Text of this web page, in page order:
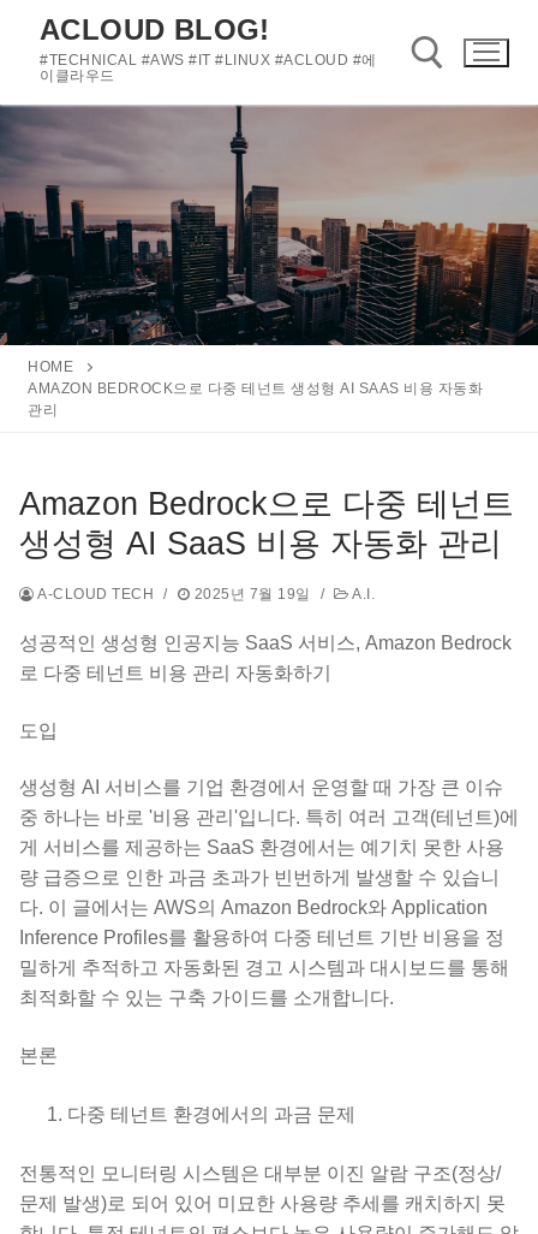
로
로
기
ACLOUD BLOG!
#TECHNICAL #AWS #IT #LINUX #ACLOUD #에
이클라우드
HOME
AMAZON BEDROCK으로 다중 테넌트 생성형 AI SAAS 비용 자동화
관리
Amazon Bedrock으로 다중 테넌트
생성형 AI SaaS 비용 자동화 관리
A-CLOUD TECH / 2025년 7월 19일 / A.I.
성공적인 생성형 인공지능 SaaS 서비스, Amazon Bedrock
로 다중 테넌트 비용 관리 자동화하기
도입
생성형 AI 서비스를 기업 환경에서 운영할 때 가장 큰 이슈
중 하나는 바로 '비용 관리'입니다. 특히 여러 고객(테넌트)에
게 서비스를 제공하는 SaaS 환경에서는 예기치 못한 사용
량 급증으로 인한 과금 초과가 빈번하게 발생할 수 있습니
다. 이 글에서는 AWS의 Amazon Bedrock와 Application
Inference Profiles를 활용하여 다중 테넌트 기반 비용을 정
밀하게 추적하고 자동화된 경고 시스템과 대시보드를 통해
최적화할 수 있는 구축 가이드를 소개합니다.
본론
다중 테넌트 환경에서의 과금 문제
전통적인 모니터링 시스템은 대부분 이진 알람 구조(정상/
문제 발생)로 되어 있어 미묘한 사용량 추세를 캐치하지 못